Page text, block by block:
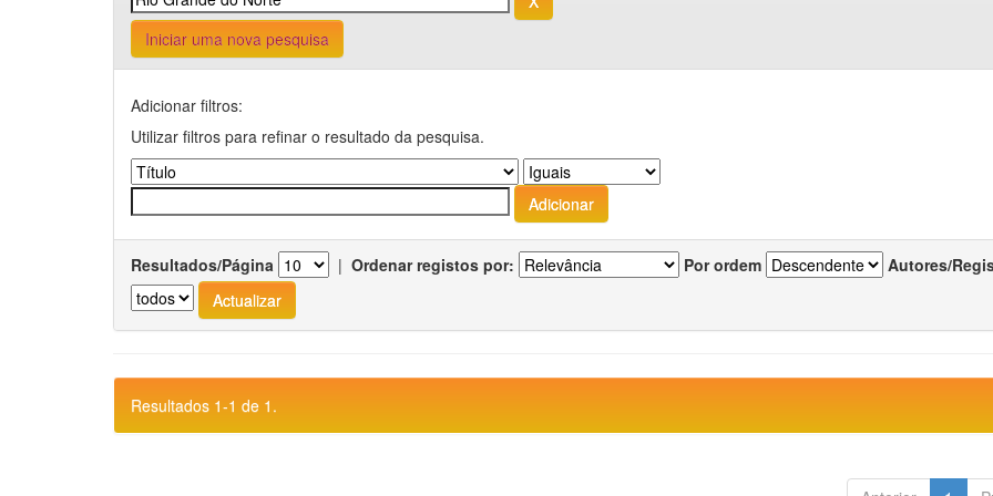
Iniciar uma nova pesquisa
Adicionar filtros:
Utilizar filtros para refinar o resultado da pesquisa.
Resultados/Página | Ordenar registos por: Por ordem Autores/
Resultados 1-1 de 1.